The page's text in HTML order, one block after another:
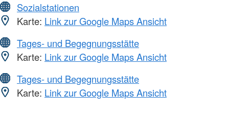
Sozialstationen
Karte: Link zur Google Maps Ansicht
Tages- und Begegnungsstätte
Karte: Link zur Google Maps Ansicht
Tages- und Begegnungsstätte
Karte: Link zur Google Maps Ansicht